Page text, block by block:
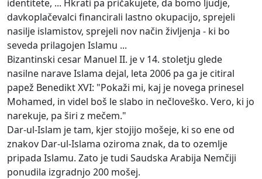
identitete, ... Hkrati pa pričakujete, da bomo ljudje,
davkoplačevalci financirali lastno okupacijo, sprejeli
nasilje islamistov, sprejeli nov način življenja - ki bo
seveda prilagojen Islamu ...
Bizantinski cesar Manuel II. je v 14. stoletju glede
nasilne narave Islama dejal, leta 2006 pa ga je citiral
papež Benedikt XVI: "Pokaži mi, kaj je novega prinesel
Mohamed, in videl boš le slabo in nečloveško. Vero, ki jo
narekuje, pa širi z mečem."
Dar-ul-Islam je tam, kjer stojijo mošeje, ki so ene od
znakov Dar-ul-Islama oziroma znak, da to ozemlje
pripada Islamu. Zato je tudi Saudska Arabija Nemčiji
ponudila izgradnjo 200 mošej.